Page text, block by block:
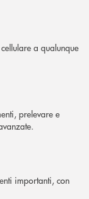
a qualunque
prelevare e
importanti, con